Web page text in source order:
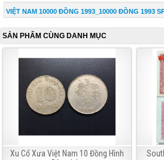
VIỆT NAM 10000 ĐỒNG 1993_10000 ĐỒNG 1993
SẢN PHẨM CÙNG DANH MỤC
Xu Cổ Xưa Việt Nam 10 Đồng Hình